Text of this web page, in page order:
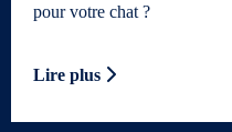
pour votre chat ?
Lire plus